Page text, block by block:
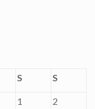
S S
1 2